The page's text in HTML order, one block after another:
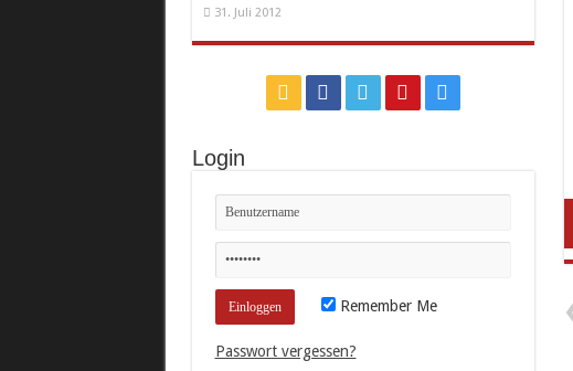
31. Juli 2012
Login
Remember Me
Passwort vergessen?